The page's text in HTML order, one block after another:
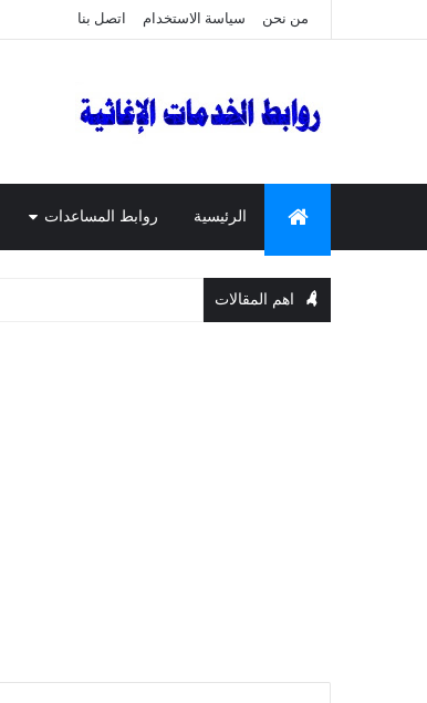
من نحن سياسة الاستخدام اتصل بنا
الرئيسية روابط المساعدات
اهم المقالات